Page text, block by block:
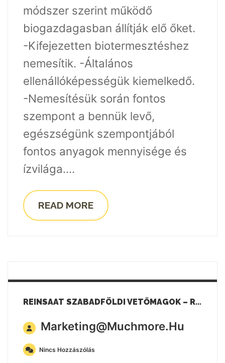
módszer szerint működő
biogazdagasban állítják elő őket.
-Kifejezetten biotermesztéshez
nemesítik. -Általános
ellenállóképességük kiemelkedő.
-Nemesítésük során fontos
szempont a bennük levő,
egészségünk szempontjából
fontos anyagok mennyisége és
ízvilága....
READ MORE
REINSAAT SZABADFÖLDI VETŐMAGOK – RETEK
Marketing@muchmore.hu
Nincs Hozzászólás